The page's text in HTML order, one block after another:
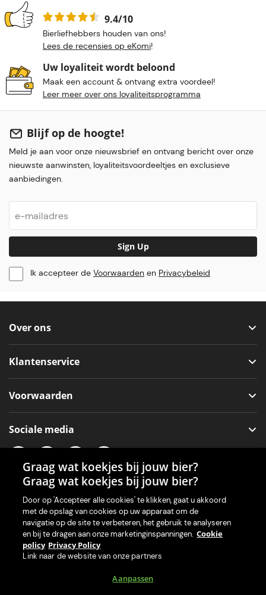
9.4/10
Bierliefhebbers houden van ons!
Lees de recensies op eKomi!
Uw loyaliteit wordt beloond
Maak een account & ontvang extra voordeel!
Leer meer over ons loyaliteitsprogramma
Blijf op de hoogte!
Meld je aan voor onze nieuwsbrief en ontvang bericht over onze
nieuwste aanwinsten, loyaliteitsvoordeeltjes en exclusieve
aanbiedingen.
Sign Up
Ik accepteer de Voorwaarden en Privacybeleid
Over ons
Klantenservice
Voorwaarden
Sociale media
Onze app voor je machine
Graag wat koekjes bij jouw bier?
Graag wat koekjes bij jouw bier?
Door op 'Accepteer alle cookies' te klikken, gaat u akkoord
met de opslag van cookies op uw apparaat om de
navigatie op de site te verbeteren, het gebruik te analyseren
en bij te dragen aan onze marketinginspanningen. Cookie
policy Privacy Policy
Link naar de website van onze partners
Aanpassen